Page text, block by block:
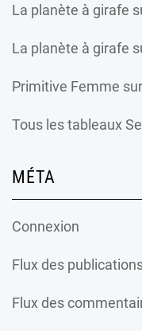
La planète à girafe
La planète à girafe
Primitive Femme
Tous les tableaux
MÉTA
Connexion
Flux des
Flux des